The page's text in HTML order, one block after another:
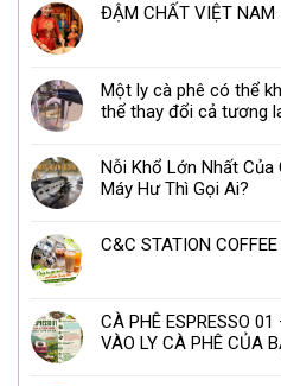
ĐẬM CHẤT VIỆT NAM
Một ly cà phê có thể
thể thay đổi cả tương
Nỗi Khổ Lớn Nhất Của
Máy Hư Thì Gọi Ai?
C&C STATION COFFEE
CÀ PHÊ ESPRESSO
VÀO LY CÀ PHÊ CỦA